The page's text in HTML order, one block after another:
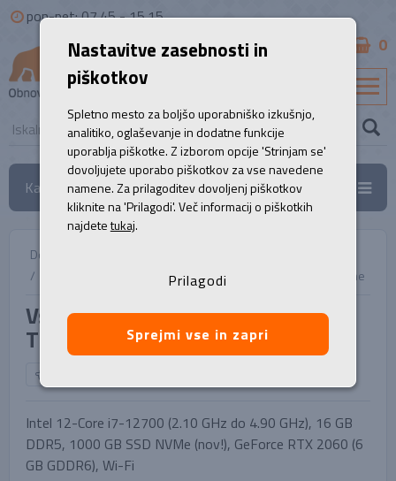
pon-pet: 07.45 - 15.15
0
Kategorije
Domov
/
Vsestranski računalnik, LENOVO ThinkStation P360 - Skyline
Vsestranski računalnik, LENOVO
ThinkStation P360 - Skyline
Intel 12-Core i7-12700 (2.10 GHz do 4.90 GHz), 16 GB
DDR5, 1000 GB SSD NVMe (nov!), GeForce RTX 2060 (6
GB GDDR6), Wi-Fi
Nastavitve zasebnosti in
piškotkov
Spletno mesto za boljšo uporabniško izkušnjo,
analitiko, oglaševanje in dodatne funkcije
uporablja piškotke. Z izborom opcije 'Strinjam se'
dovoljujete uporabo piškotkov za vse navedene
namene. Za prilagoditev dovoljenj piškotkov
kliknite na 'Prilagodi'. Več informacij o piškotkih
najdetetukaj.
Prilagodi
Sprejmi vse in zapri